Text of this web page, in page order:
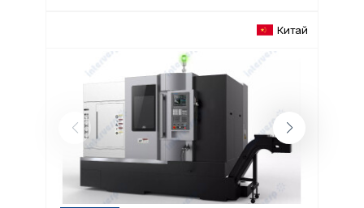
Китай
параметров
можете ознакомиться с
описание и сроки
Технические
cookie-файлы